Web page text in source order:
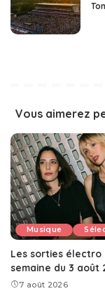
Vous aimerez
Musique
Les sorties électro
semaine du 3 août
7 août 2026